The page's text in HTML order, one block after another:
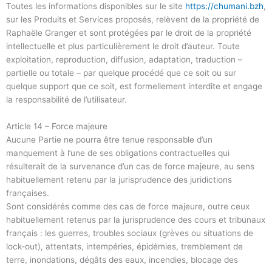
Toutes les informations disponibles sur le site https://chumani.bzh,
sur les Produits et Services proposés, relèvent de la propriété de
Raphaële Granger et sont protégées par le droit de la propriété
intellectuelle et plus particulièrement le droit d’auteur. Toute
exploitation, reproduction, diffusion, adaptation, traduction –
partielle ou totale – par quelque procédé que ce soit ou sur
quelque support que ce soit, est formellement interdite et engage
la responsabilité de l’utilisateur.
Article 14 – Force majeure
Aucune Partie ne pourra être tenue responsable d’un
manquement à l’une de ses obligations contractuelles qui
résulterait de la survenance d’un cas de force majeure, au sens
habituellement retenu par la jurisprudence des juridictions
françaises.
Sont considérés comme des cas de force majeure, outre ceux
habituellement retenus par la jurisprudence des cours et tribunaux
français : les guerres, troubles sociaux (grèves ou situations de
lock-out), attentats, intempéries, épidémies, tremblement de
terre, inondations, dégâts des eaux, incendies, blocage des